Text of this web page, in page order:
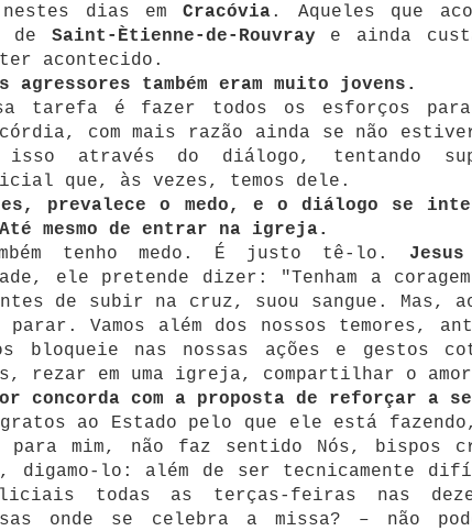
nestes dias emCracóvia. Aqueles que
de Saint-Ètienne-de-Rouvray e ainda
acontecido.
agressores também eram muito jovens.
tarefa é fazer todos os esforços
com mais razão ainda se não
através do diálogo, tentando
que, às vezes, temos dele.
prevalece o medo, e o diálogo se
mesmo de entrar na igreja.
tenho medo. É justo tê-lo. Jesus
ele pretende dizer: "Tenham a
de subir na cruz, suou sangue. Mas, ao
parar. Vamos além dos nossos temores,
bloqueie nas nossas ações e gestos
rezar em uma igreja, compartilhar o
concorda com a proposta de reforçar a
gratos ao Estado pelo que ele está
mim, não faz sentido Nós, bispos
digamo-lo: além de ser tecnicamente
todas as terças-feiras nas
onde se celebra a missa? – não